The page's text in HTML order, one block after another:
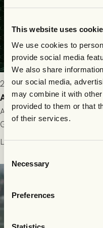
This website uses
We use cookies to
provide social media
We also share
our social media,
may combine it with
provided to them or that
of their services.
Selection
Necessary
Preferences
2026-07-25 9:00
Allt du behöver veta
All evenemangsinformation
Gamla Ullevi och matchen
Allsvenskan! Avspark kl
Läs mer